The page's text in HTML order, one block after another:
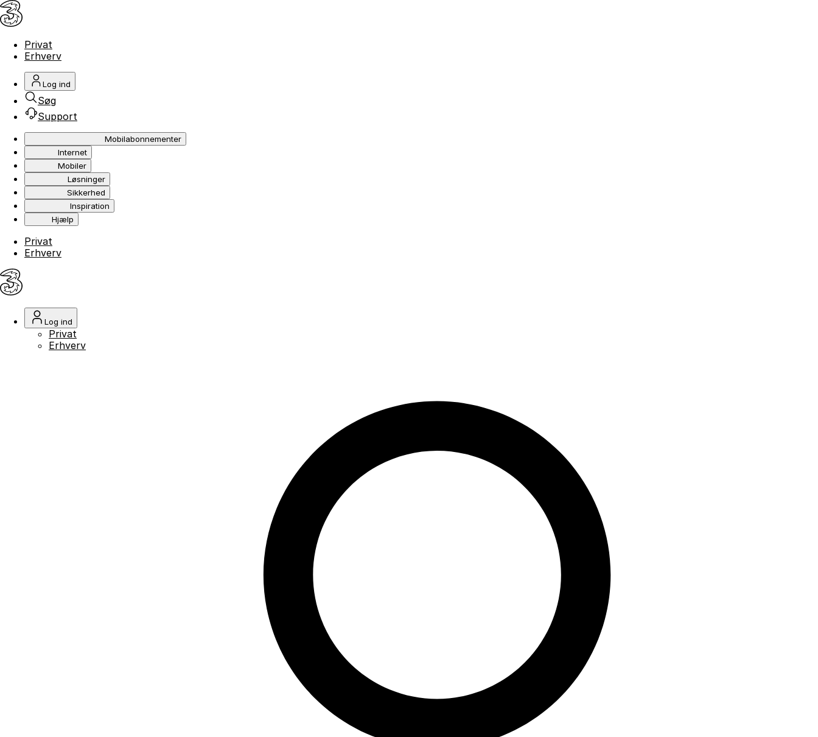
Privat
Erhverv
Log ind
Søg
Support
Mobilabonnementer
Internet
Mobiler
Løsninger
Sikkerhed
Inspiration
Hjælp
Privat
Erhverv
Log ind
Privat
Erhverv